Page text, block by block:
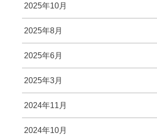
2025年10月
2025年8月
2025年6月
2025年3月
2024年11月
2024年10月